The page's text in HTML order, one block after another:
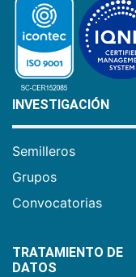
INVESTIGACIÓN
Semilleros
Grupos
Convocatorias
TRATAMIENTO DE
DATOS